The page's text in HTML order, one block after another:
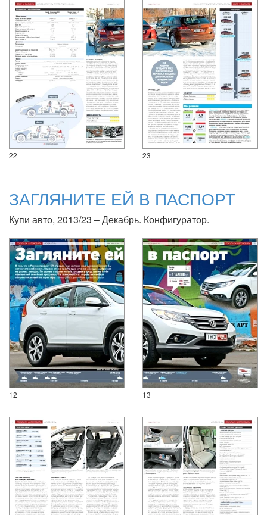
22 23
ЗАГЛЯНИТЕ ЕЙ В ПАСПОРТ
Купи авто, 2013/23 – Декабрь. Конфигуратор.
12 13